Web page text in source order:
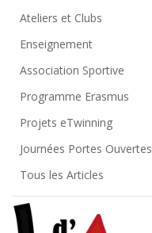
Ateliers et Clubs
Enseignement
Association Sportive
Programme Erasmus
Projets eTwinning
Journées Portes Ouvertes
Tous les Articles